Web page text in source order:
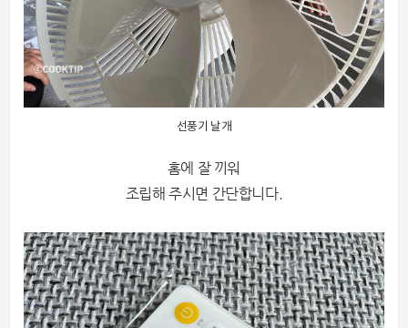
선풍기 날개
홈에 잘 끼워
조립해 주시면 간단합니다.